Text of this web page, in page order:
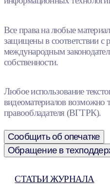
Все права на любые
защищены в соответствии с
международным
собственности.
Любое использование
видеоматериалов возможно
правообладателя (ВГТРК).
Сообщить об опечатке
Обращение в
СТАТЬИ ЖУРНАЛА